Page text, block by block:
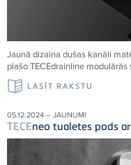
Jaunā dizaina dušas kanāli
plašoTECEdrainline modulārās
LASĪT RAKSTU
05.12.2024 – JAUNUMI
TECEneo tualetes pods